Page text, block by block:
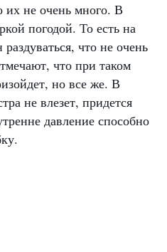
их не очень много. В
погодой. То есть на
что не очень
что при таком
но все же. В
не влезет, придется
давление способно